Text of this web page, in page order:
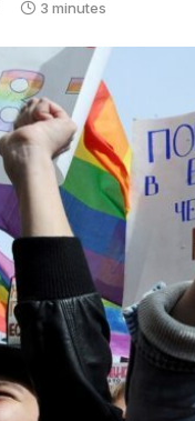
3 minutes